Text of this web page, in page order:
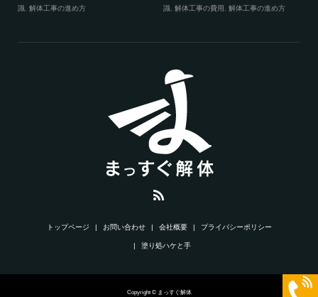
識, 解体工事の進め方
識, 解体工事の費用 , 解体工事の進め方
トップページ お問い合わせ 会社概要 プライバシーポリシー
塗り処ハケと手
Copyright © まっすぐ解体